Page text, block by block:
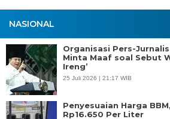
NASIONAL
Organisasi Pers-
Minta Maaf soal Sebut
Ireng’
25 Juli 2026 | 21:17 WIB
Penyesuaian Harga
Rp16.650 Per Liter